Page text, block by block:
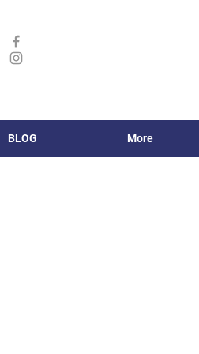
BLOG More